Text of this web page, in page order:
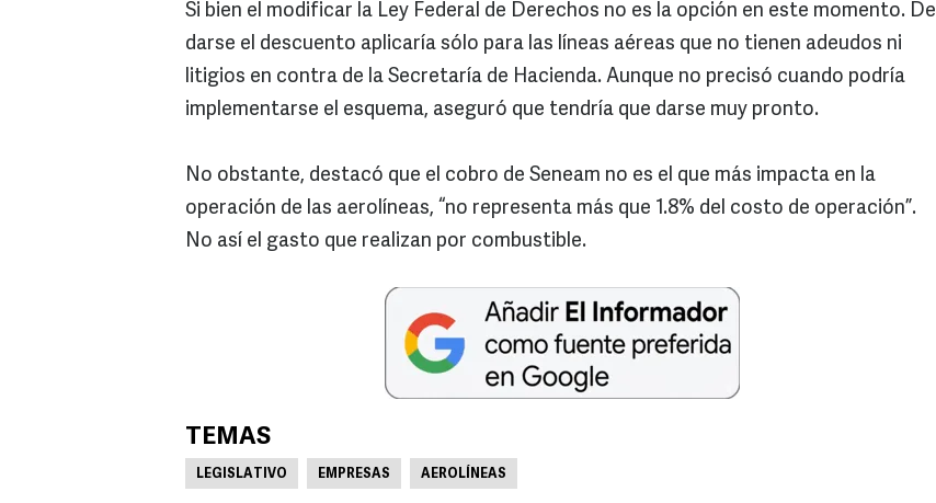
Si bien el modificar la Ley Federal de Derechos no es la opción en este momento. De
darse el descuento aplicaría sólo para las líneas aéreas que no tienen adeudos ni
litigios en contra de la Secretaría de Hacienda. Aunque no precisó cuando podría
implementarse el esquema, aseguró que tendría que darse muy pronto.
No obstante, destacó que el cobro de Seneam no es el que más impacta en la
operación de las aerolíneas, “no representa más que 1.8% del costo de operación”.
No así el gasto que realizan por combustible.
TEMAS
LEGISLATIVO EMPRESAS AEROLÍNEAS